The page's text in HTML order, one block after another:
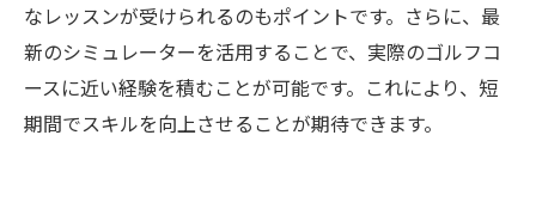
なレッスンが受けられるのもポイントです。さらに、最
新のシミュレーターを活用することで、実際のゴルフコ
ースに近い経験を積むことが可能です。これにより、短
期間でスキルを向上させることが期待できます。